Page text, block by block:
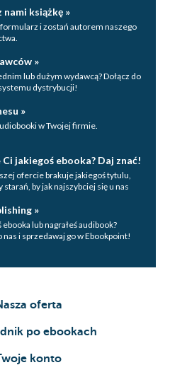
nami książkę »
i zostań autorem naszego
»
lub dużym wydawcą? Dołącz do
dystrybucji!
»
w Twojej firmie.
Ci jakiegoś ebooka? Daj znać!
ofercie brakuje jakiegoś tytulu,
starań, by jak najszybciej się u nas
»
ebooka lub nagrałeś audibook?
nas i sprzedawaj go w Ebookpoint!
oferta
po ebookach
konto